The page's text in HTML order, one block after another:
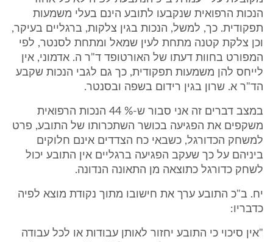
הנכות הרפואית שנקבעו לתובע הינם בעלי משמעות
תפקודית. כך, למשל, הנכות בגין צלקות, ברגליים בעיקר,
וכן צלקת קטנה מתחת לעין שמאל ומתחת לסנטר, לפי
המפורט בחוות דעתו של האורטופד ד"ר ה. אדמוני, אין
לייחס להן משמעות תפקודית, כך גם לגבי הנכות שקבע
הד"ר א. שרון בגין רידום בשפה ובסנטר.
במצב דברים זה אני סבור ש-% 44 הנכות הרפואית
משקפים את הפגיעה בכושר השתכרותו של התובע, פרט
למשחק הכדורגל, כשבאי כח הצדדים אינם חלוקים
ביניהם על כך שעקב הפגיעה ברגליים אין התובע יכול
לשחק כדורגל כתוצאה מן התאונה הנדונה.
יח. ב"כ התובע ערך את חישובו מתוך נקודת מוצא לפיה
כדבריו:
"אין סיכוי כי התובע יחזור לאותן עבודות או לכל עבודה